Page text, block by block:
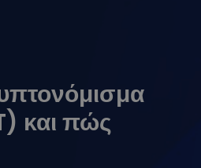
100 € σε…
και πώς